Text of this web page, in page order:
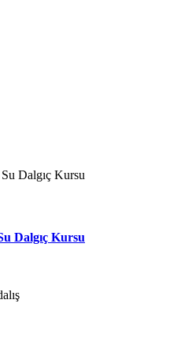
Dalgıç Kursu